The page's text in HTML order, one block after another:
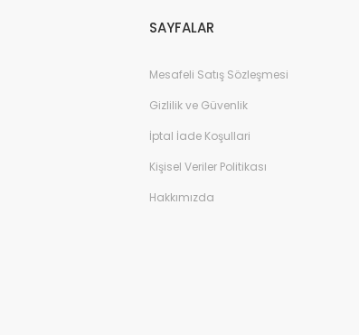
SAYFALAR
Mesafeli Satış Sözleşmesi
Gizlilik ve Güvenlik
İptal İade Koşullari
Kişisel Veriler Politikası
Hakkımızda